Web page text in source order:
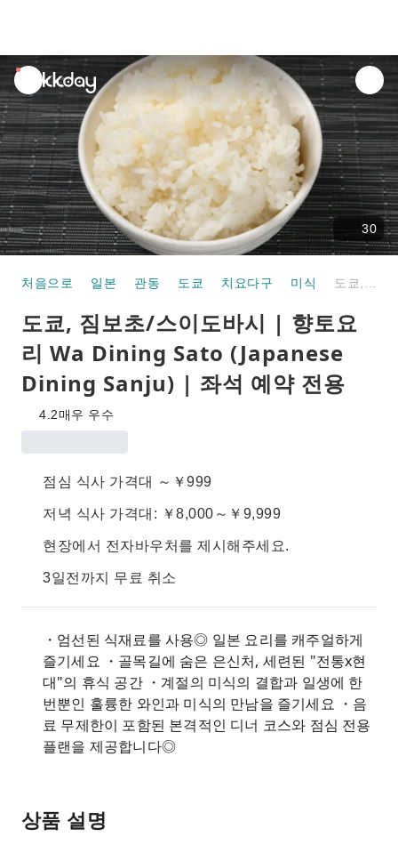
unread
notifications
30
처음으로 일본 관동 도쿄 치요다구 미식
도쿄, 짐보초/스이도바시 | 향토요
리 Wa Dining Sato (Japanese
Dining Sanju) | 좌석 예약 전용
4.2매우 우수
점심 식사 가격대 ～￥999
저녁 식사 가격대: ￥8,000～￥9,999
현장에서 전자바우처를 제시해주세요.
3일전까지 무료 취소
・엄선된 식재료를 사용◎ 일본 요리를 캐주얼하게
즐기세요 ・골목길에 숨은 은신처, 세련된 "전통x현
대"의 휴식 공간 ・계절의 미식의 결합과 일생에 한
번뿐인 훌륭한 와인과 미식의 만남을 즐기세요 ・음
료 무제한이 포함된 본격적인 디너 코스와 점심 전용
플랜을 제공합니다◎
상품 설명